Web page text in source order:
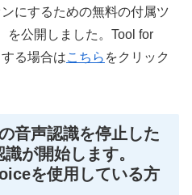
にするための無料の付属ツ
を公開しました。Tool for
る場合はこちら をクリック
音声認識を停止した
が開始します。
を使用している方